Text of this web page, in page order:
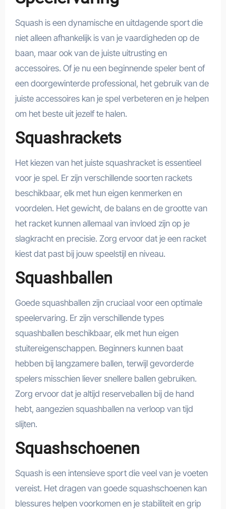
Squash is een dynamische en uitdagende sport die
niet alleen afhankelijk is van je vaardigheden op de
baan, maar ook van de juiste uitrusting en
accessoires. Of je nu een beginnende speler bent of
een doorgewinterde professional, het gebruik van de
juiste accessoires kan je spel verbeteren en je helpen
om het beste uit jezelf te halen.
Squashrackets
Het kiezen van het juiste squashracket is essentieel
voor je spel. Er zijn verschillende soorten rackets
beschikbaar, elk met hun eigen kenmerken en
voordelen. Het gewicht, de balans en de grootte van
het racket kunnen allemaal van invloed zijn op je
slagkracht en precisie. Zorg ervoor dat je een racket
kiest dat past bij jouw speelstijl en niveau.
Squashballen
Goede squashballen zijn cruciaal voor een optimale
speelervaring. Er zijn verschillende types
squashballen beschikbaar, elk met hun eigen
stuitereigenschappen. Beginners kunnen baat
hebben bij langzamere ballen, terwijl gevorderde
spelers misschien liever snellere ballen gebruiken.
Zorg ervoor dat je altijd reserveballen bij de hand
hebt, aangezien squashballen na verloop van tijd
slijten.
Squashschoenen
Squash is een intensieve sport die veel van je voeten
vereist. Het dragen van goede squashschoenen kan
blessures helpen voorkomen en je stabiliteit en grip